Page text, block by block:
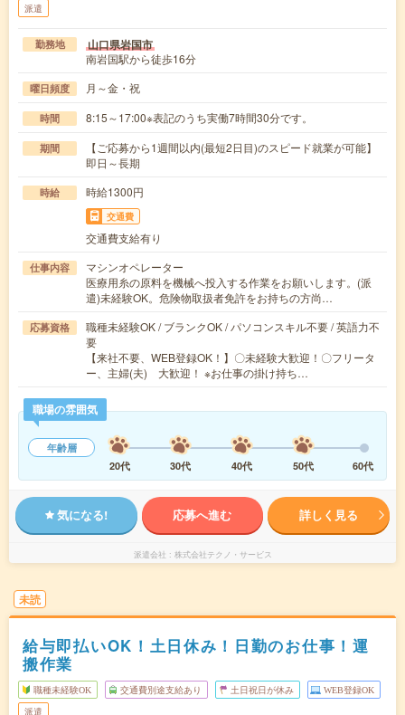
派遣
勤務地 山口県岩国市
南岩国駅から徒歩16分
曜日頻度 月～金・祝
時間 8:15～17:00※表記のうち実働7時間30分です。
期間
【ご応募から1週間以内(最短2日目)のスピード就業が可能】
即日～長期
時給 時給1300円
交通費
交通費支給有り
仕事内容
マシンオペレーター
医療用糸の原料を機械へ投入する作業をお願いします。(派
遣)未経験OK。危険物取扱者免許をお持ちの方尚…
応募資格
職種未経験OK / ブランクOK / パソコンスキル不要 / 英語力不
要
【来社不要、WEB登録OK！】〇未経験大歓迎！〇フリータ
ー、主婦(夫) 大歓迎！ ※お仕事の掛け持ち…
職場の雰囲気
年齢層
20代
30代 40代 50代 60代
気になる! 応募へ進む 詳しく見る
派遣会社 株式会社テクノ・サービス
未読
給与即払いOK！土日休み！日勤のお仕事！運
搬作業
職種未経験OK 交通費別途支給あり 土日祝日が休み WEB登録OK
派遣